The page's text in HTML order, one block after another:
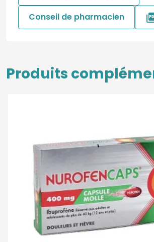
Conseil de pharmacien
Produits